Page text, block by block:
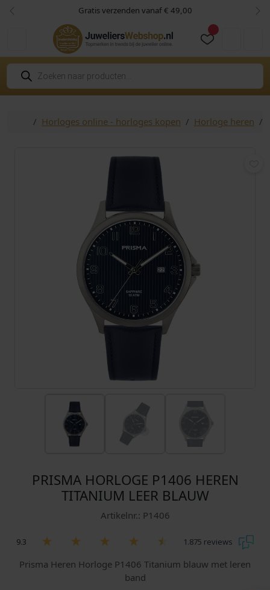
Skip to content
Skip to footer Gratis verzenden vanaf € 49,00
Vorige
P
o
d
HomeHorloges online - horloges kopen Horloge heren
PRISMA HORLOGE P1406 HEREN
TITANIUM LEER BLAUW
Artikelnr.: P1406
9.3 1.875 reviews
Prisma Heren Horloge P1406 Titanium blauw met leren
band